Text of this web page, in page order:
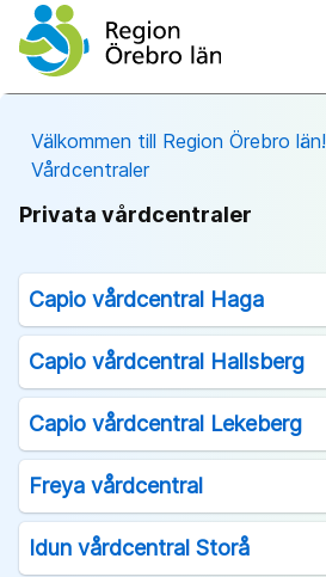
Välkommen till Region Örebro län!
Vårdcentraler
Privata vårdcentraler
Capio vårdcentral Haga
Capio vårdcentral Hallsberg
Capio vårdcentral Lekeberg
Freya vårdcentral
Idun vårdcentral Storå